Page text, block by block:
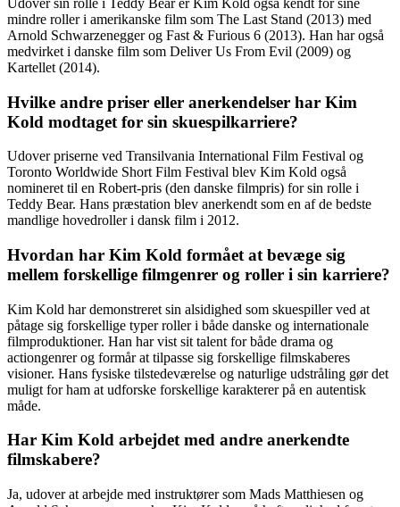
mindre roller i amerikanske film som The Last Stand (2013) med
Arnold Schwarzenegger og Fast & Furious 6 (2013). Han har også
medvirket i danske film som Deliver Us From Evil (2009) og
Kartellet (2014).
Hvilke andre priser eller anerkendelser har Kim
Kold modtaget for sin skuespilkarriere?
Udover priserne ved Transilvania International Film Festival og
Toronto Worldwide Short Film Festival blev Kim Kold også
nomineret til en Robert-pris (den danske filmpris) for sin rolle i
Teddy Bear. Hans præstation blev anerkendt som en af de bedste
mandlige hovedroller i dansk film i 2012.
Hvordan har Kim Kold formået at bevæge sig
mellem forskellige filmgenrer og roller i sin karriere?
Kim Kold har demonstreret sin alsidighed som skuespiller ved at
påtage sig forskellige typer roller i både danske og internationale
filmproduktioner. Han har vist sit talent for både drama og
actiongenrer og formår at tilpasse sig forskellige filmskaberes
visioner. Hans fysiske tilstedeværelse og naturlige udstråling gør det
muligt for ham at udforske forskellige karakterer på en autentisk
måde.
Har Kim Kold arbejdet med andre anerkendte
filmskabere?
Ja, udover at arbejde med instruktører som Mads Matthiesen og